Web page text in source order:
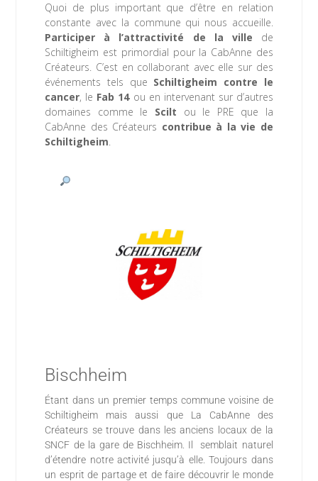
Quoi de plus important que d’être en relation
constante avec la commune qui nous accueille.
Participer à l’attractivité de la ville de
Schiltigheim est primordial pour la CabAnne des
Créateurs. C’est en collaborant avec elle sur des
événements tels que Schiltigheim contre le
cancer, le Fab 14ou en intervenant sur d’autres
domaines comme le Scilt ou le PRE que la
CabAnne des Créateurs contribue à la vie de
Schiltigheim.
Bischheim
Étant dans un premier temps commune voisine de
Schiltigheim mais aussi que La CabAnne des
Créateurs se trouve dans les anciens locaux de la
SNCF de la gare de Bischheim. Il semblait naturel
d’étendre notre activité jusqu’à elle. Toujours dans
un esprit de partage et de faire découvrir le monde